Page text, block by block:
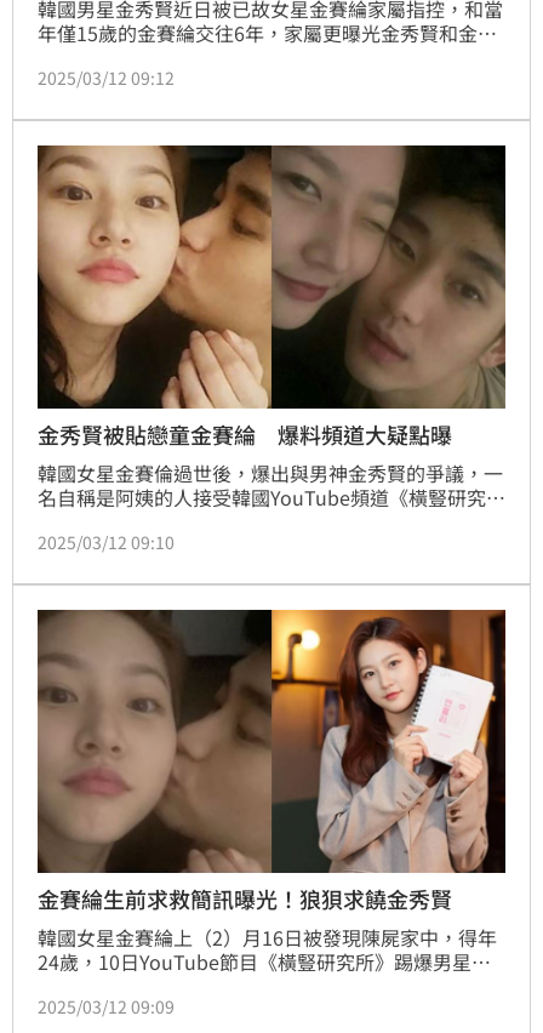
韓國男星金秀賢近日被已故女星金賽綸家屬指控，和當
年僅15歲的金賽綸交往6年，家屬更曝光金秀賢和金賽
但7-ELEVEN仍宣布最新一波聯名活動，金秀賢躍上鮮
活動金秀賢仍會正常出席。（賴俊佑）
2025/03/12 09:12
金秀賢被貼戀童金賽綸 爆料頻道大疑點曝
韓國女星金賽倫過世後，爆出與男神金秀賢的爭議，一
名自稱是阿姨的人接受韓國YouTube頻道《橫豎研究
發外界關注，其中網紅「太咪瘋韓國」針對《橫豎研究
2025/03/12 09:10
金賽綸生前求救簡訊曝光！狼狽求饒金秀賢
韓國女星金賽綸上（2）月16日被發現陳屍家中，得年
24歲，10日YouTube節目《橫豎研究所》踢爆男星金
往，於2021年分手，不過由於金秀賢經紀公司打死不
2025/03/12 09:09